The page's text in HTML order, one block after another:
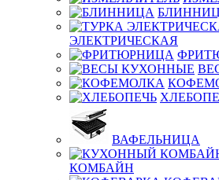
ЭЛЕКТРИЧЕСКАЯ
ВАФЕЛЬНИЦА
КОМБАЙН